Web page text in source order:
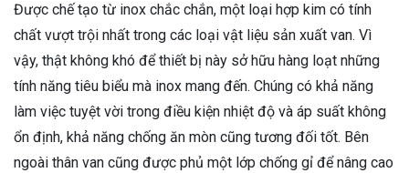
Được chế tạo từ inox chắc chắn, một loại hợp kim có tính
chất vượt trội nhất trong các loại vật liệu sản xuất van. Vì
vậy, thật không khó để thiết bị này sở hữu hàng loạt những
tính năng tiêu biểu mà inox mang đến. Chúng có khả năng
làm việc tuyệt vời trong điều kiện nhiệt độ và áp suất không
ổn định, khả năng chống ăn mòn cũng tương đối tốt. Bên
ngoài thân van cũng được phủ một lớp chống gỉ để nâng cao